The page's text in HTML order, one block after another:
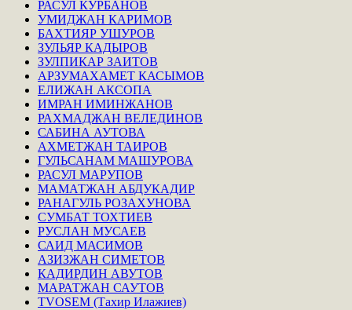
РАСУЛ КУРБАНОВ
УМИДЖАН КАРИМОВ
БАХТИЯР УШУРОВ
ЗУЛЬЯР КАДЫРОВ
ЗУЛПИКАР ЗАИТОВ
АРЗУМАХАМЕТ КАСЫМОВ
ЕЛИЖАН АКСОПА
ИМРАН ИМИНЖАНОВ
РАХМАДЖАН ВЕЛЕДИНОВ
САБИНА АУТОВА
АХМЕТЖАН ТАИРОВ
ГУЛЬСАНАМ МАШУРОВА
РАСУЛ МАРУПОВ
МАМАТЖАН АБДУКАДИР
РАНАГУЛЬ РОЗАХУНОВА
СУМБАТ ТОХТИЕВ
РУСЛАН МУСАЕВ
САИД МАСИМОВ
АЗИЗЖАН СИМЕТОВ
КАДИРДИН АВУТОВ
МАРАТЖАН САУТОВ
TVOSEM (Тахир Илажиев)